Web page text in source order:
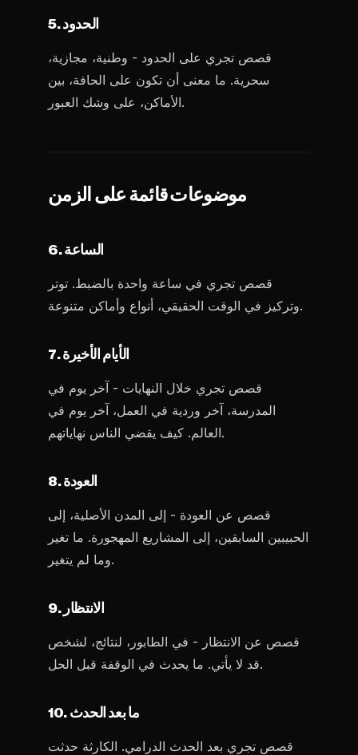
5. الحدود
قصص تجري على الحدود - وطنية، مجازية،
سحرية. ما معنى أن تكون على الحافة، بين
الأماكن، على وشك العبور.
موضوعات قائمة على الزمن
6. الساعة
قصص تجري في ساعة واحدة بالضبط. توتر
وتركيز في الوقت الحقيقي، أنواع وأماكن متنوعة.
7. الأيام الأخيرة
قصص تجري خلال النهايات - آخر يوم في
المدرسة، آخر وردية في العمل، آخر يوم في
العالم. كيف يقضي الناس نهاياتهم.
8. العودة
قصص عن العودة - إلى المدن الأصلية، إلى
الحبيبين السابقين، إلى المشاريع المهجورة. ما تغير
وما لم يتغير.
9. الانتظار
قصص عن الانتظار - في الطابور، لنتائج، لشخص
قد لا يأتي. ما يحدث في الوقفة قبل الحل.
10. ما بعد الحدث
قصص تجري بعد الحدث الدرامي. الكارثة حدثت